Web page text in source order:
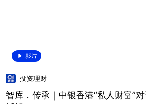
影片
投资理财
智库．传承｜中银香港“私人财富”